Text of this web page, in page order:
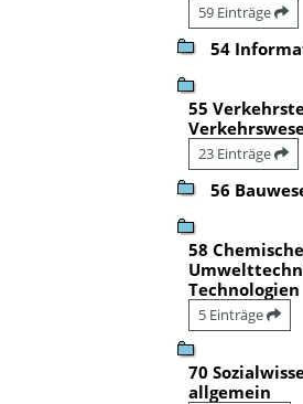
59 Einträge
54
55
23 Einträge
56
58
Technologien
5 Einträge
70
allgemein